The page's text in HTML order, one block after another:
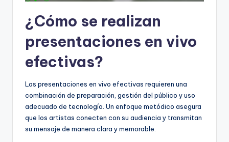
¿Cómo se realizan
presentaciones en vivo
efectivas?
Las presentaciones en vivo efectivas requieren una
combinación de preparación, gestión del público y uso
adecuado de tecnología. Un enfoque metódico asegura
que los artistas conecten con su audiencia y transmitan
su mensaje de manera clara y memorable.